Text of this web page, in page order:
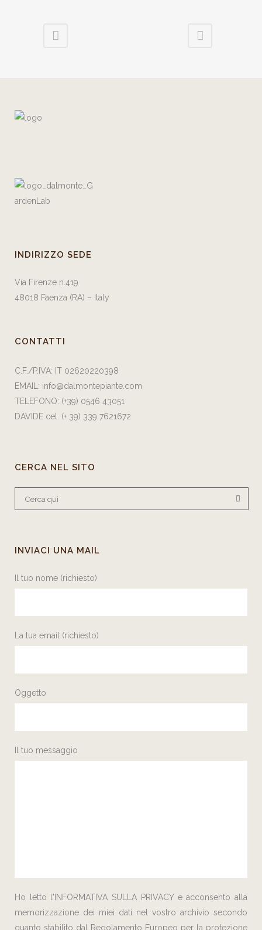
INDIRIZZO SEDE
Via Firenze n.419
48018 Faenza (RA) – Italy
CONTATTI
C.F./P.IVA: IT 02620220398
EMAIL: info@dalmontepiante.com
TELEFONO: (+39) 0546 43051
DAVIDE cel. (+ 39) 339 7621672
CERCA NEL SITO
INVIACI UNA MAIL
Il tuo nome (richiesto)
La tua email (richiesto)
Oggetto
Il tuo messaggio
Ho letto l' INFORMATIVA SULLA PRIVACYe acconsento alla
memorizzazione dei miei dati nel vostro archivio secondo
quanto stabilito dal Regolamento Europeo per la protezione